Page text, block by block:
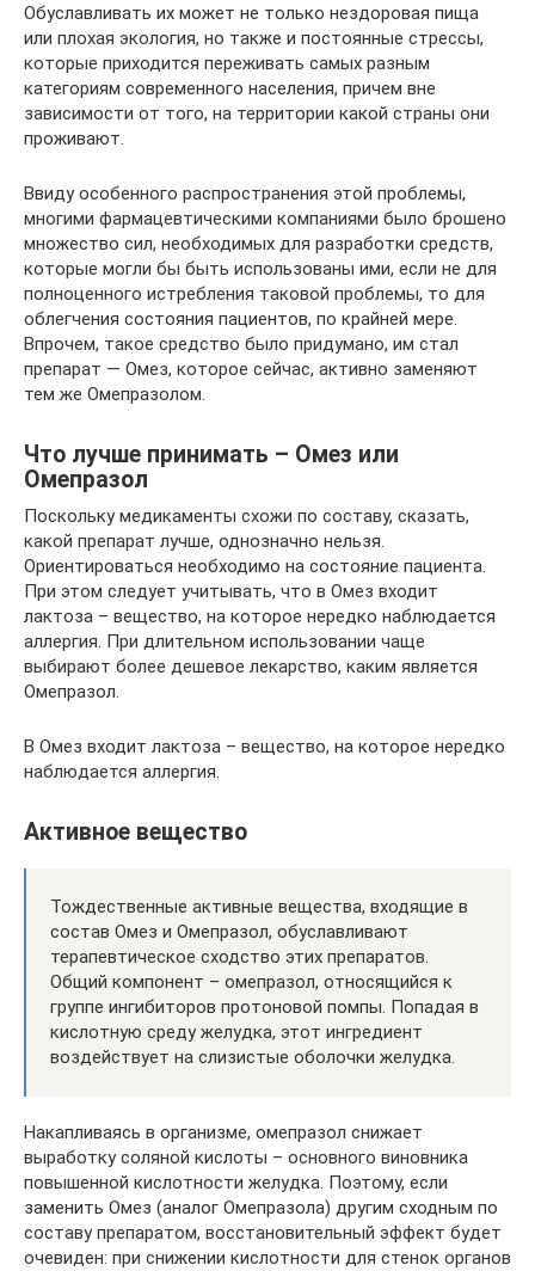
Обуславливать их может не только нездоровая пища
или плохая экология, но также и постоянные стрессы,
которые приходится переживать самых разным
категориям современного населения, причем вне
зависимости от того, на территории какой страны они
проживают.
Ввиду особенного распространения этой проблемы,
многими фармацевтическими компаниями было брошено
множество сил, необходимых для разработки средств,
которые могли бы быть использованы ими, если не для
полноценного истребления таковой проблемы, то для
облегчения состояния пациентов, по крайней мере.
Впрочем, такое средство было придумано, им стал
препарат — Омез, которое сейчас, активно заменяют
тем же Омепразолом.
Что лучше принимать – Омез или
Омепразол
Поскольку медикаменты схожи по составу, сказать,
какой препарат лучше, однозначно нельзя.
Ориентироваться необходимо на состояние пациента.
При этом следует учитывать, что в Омез входит
лактоза – вещество, на которое нередко наблюдается
аллергия. При длительном использовании чаще
выбирают более дешевое лекарство, каким является
Омепразол.
В Омез входит лактоза – вещество, на которое нередко
наблюдается аллергия.
Активное вещество
Тождественные активные вещества, входящие в
состав Омез и Омепразол, обуславливают
терапевтическое сходство этих препаратов.
Общий компонент – омепразол, относящийся к
группе ингибиторов протоновой помпы. Попадая в
кислотную среду желудка, этот ингредиент
воздействует на слизистые оболочки желудка.
Накапливаясь в организме, омепразол снижает
выработку соляной кислоты – основного виновника
повышенной кислотности желудка. Поэтому, если
заменить Омез (аналог Омепразола) другим сходным по
составу препаратом, восстановительный эффект будет
очевиден: при снижении кислотности для стенок органов